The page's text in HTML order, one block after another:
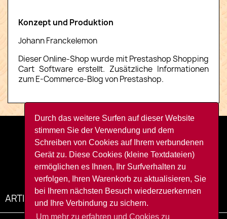
Durch das weitere Surfen auf dieser Website
stimmen Sie der Verwendung und dem
Schreiben von Cookies auf Ihrem verbundenen
Gerät zu. Diese Cookies (kleine Textdateien)
ermöglichen es Ihnen, Ihr Surfverhalten zu
verfolgen, Ihren Warenkorb zu aktualisieren, Sie
bei Ihrem nächsten Besuch wiederzuerkennen
und Ihre Verbindung zu sichern.
Um mehr zu erfahren und Cookies zu
Konzept und Produktion
Johann Franckelemon
Dieser Online-Shop wurde mit Prestashop Shopping
Cart Software erstellt. Zusätzliche Informationen
zum E-Commerce-Blog von Prestashop.
FacebookYouTubeInstagram
TikTok
ARTIKEL